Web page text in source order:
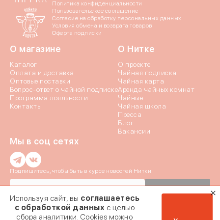
Используя сайт, вы соглашаетесь
с обработкой данных с целью
сбора аналитики. Cookies можно
Политика конфиденциальности
Пользовательское соглашение
Согласие на обработку персональных данных
Условия обмена и возврата товаров
Оферта подписки
О магазине
Каталог
Оплата и доставка
Оптовые поставки
Вопрос-ответ о чайной подписке
Программа лояльности
Контакты
О Нитке
О проекте
Чайная подписка
Чайная карта
Аренда чайных комнат
Чайные
Чайная школа
Пресса
Блог
Вакансии
Мы в соц сетях
Подпишитесь, чтобы быть в курсе новостей Нитки
Подписаться
Даю согласие c политикой конфиденциальности
Персональных данных
Даю согласие на получениепочтовой рассылки
Мы отправили
Если эта почта
03.02.2024
Заявка на